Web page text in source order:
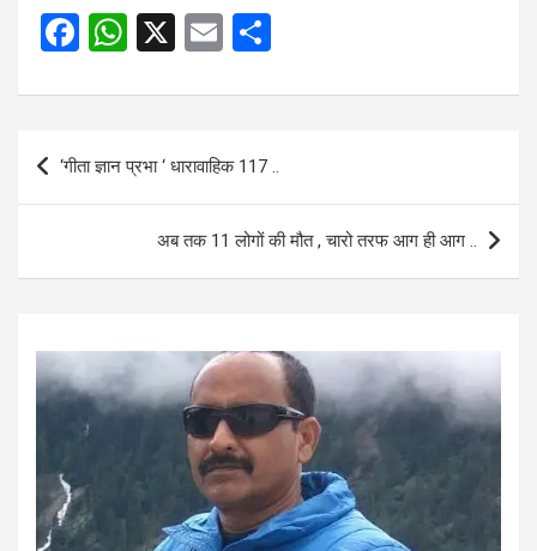
F
ce
o
W
at
A
X
E
ail ar
Post
navigation
‘गीता ज्ञान प्रभा ‘ धारावाहिक 117 ..
अब तक 11 लोगों की मौत , चारो तरफ आग ही आग ..